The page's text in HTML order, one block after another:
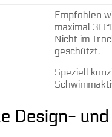
Empfohlen
maximal
Nicht im
geschützt.
Speziell
Design-